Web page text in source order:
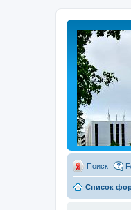
Поиск
Список